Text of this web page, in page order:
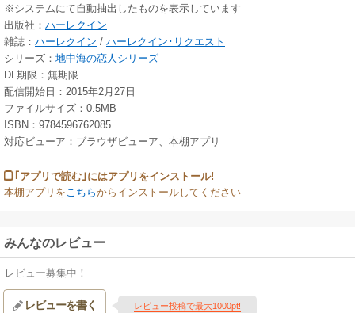
※システムにて自動抽出したものを表示しています
出版社： ハーレクイン
雑誌： ハーレクイン / ハーレクイン･リクエスト
シリーズ： 地中海の恋人シリーズ
DL期限：無期限
配信開始日：2015年2月27日
ファイルサイズ：0.5MB
ISBN：9784596762085
対応ビューア：ブラウザビューア、本棚アプリ
｢アプリで読む｣にはアプリをインストール!
本棚アプリをこちらからインストールしてください
みんなのレビュー
レビュー募集中！
レビューを書く レビュー投稿で最大1000pt!